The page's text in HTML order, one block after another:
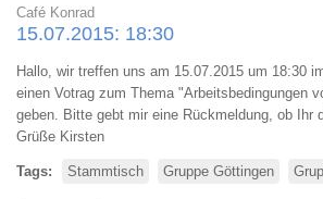
Café Konrad
15.07.2015: 18:30
Hallo, wir treffen uns am 15.07.2015 um 18:30
einen Votrag zum Thema "Arbeitsbedingungen
geben. Bitte gebt mir eine Rückmeldung, ob Ihr
Grüße Kirsten
Tags Stammtisch Gruppe Göttingen